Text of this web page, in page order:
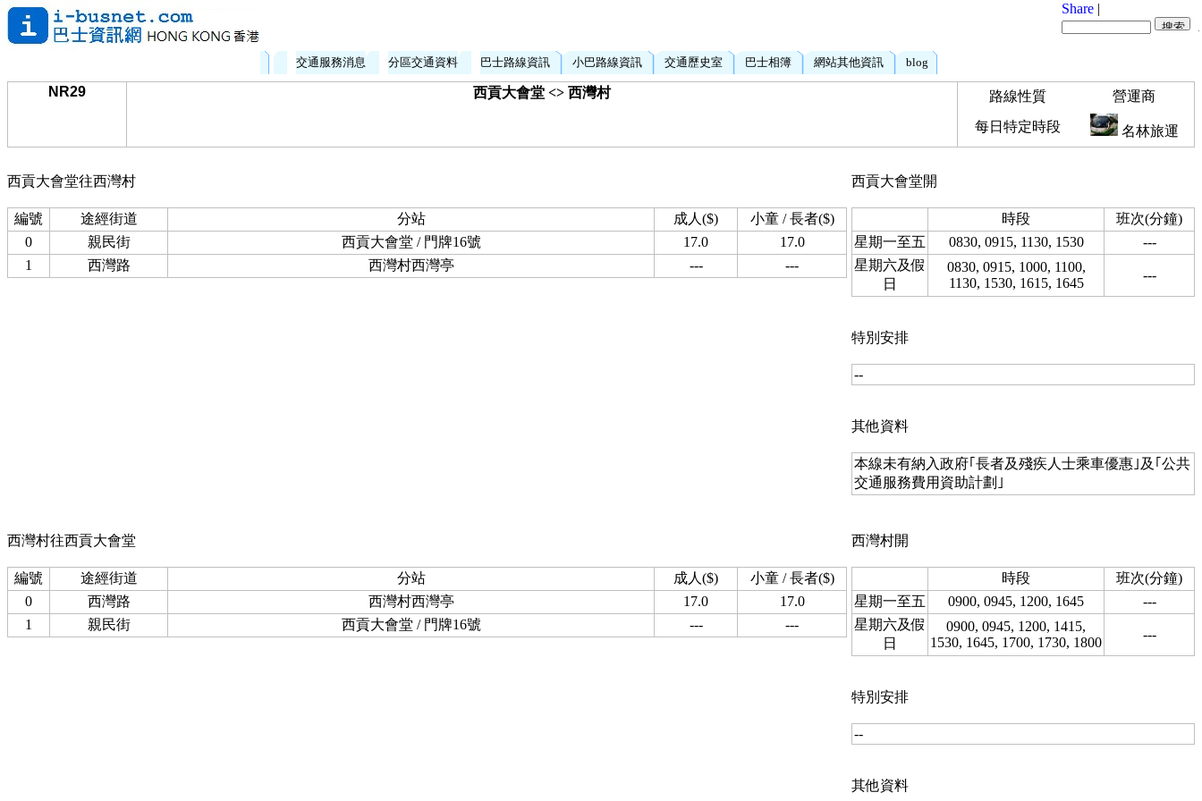
Share |
交通服務消息 分區交通資料 巴士路線資訊 小巴路線資訊 交通歷史室 巴士相簿 網站其他資訊 blog
NR29 西貢大會堂 <> 西灣村 路線性質
營運商
每日特定時段
名林旅運
西貢大會堂往西灣村
編號 途經街道 分站 成人($)
小童 / 長者($)
0
親民街 西貢大會堂 / 門牌16號 17.0
17.0
1
西灣路 西灣村西灣亭 --- ---
西貢大會堂開
時段
班次(分鐘)
星期一至五
0830, 0915, 1130, 1530
---
星期六及假
日
0830, 0915, 1000, 1100,
1130, 1530, 1615, 1645
---
特別安排
--
其他資料
本線未有納入政府｢長者及殘疾人士乘車優惠｣及｢公共
交通服務費用資助計劃｣
西灣村往西貢大會堂
編號 途經街道 分站 成人($)
小童 / 長者($)
0
西灣路 西灣村西灣亭 17.0
17.0
1
親民街 西貢大會堂 / 門牌16號 --- ---
西灣村開
時段
班次(分鐘)
星期一至五
0900, 0945, 1200, 1645
---
星期六及假
日
0900, 0945, 1200, 1415,
1530, 1645, 1700, 1730, 1800
---
特別安排
--
其他資料